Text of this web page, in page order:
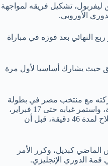
ليفربول، تشكيل فريقه لمواجهة
النهائي بعد فوزه في مباراة
حيث يشارك أساسيا لأول مرة
مع منتخب مصر في بطولة
كأس الأمم الأفريقية، وتعرض للإصابة، واستمر غيابه حتى 17 فبراير،
عندما عاد أمام برينتفورد، وشارك صلاح لمدة 46 دقيقة، قبل أن
الماضي كبديل، وكرر الأمر
الدوري الإنجليزي.